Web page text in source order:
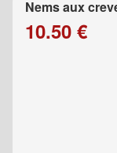
Nems aux
10.50 €